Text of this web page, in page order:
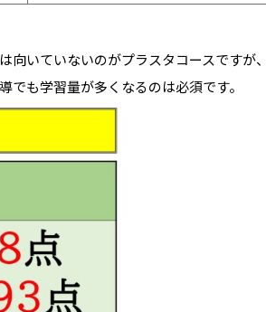
いていないのがプラスタコースですが、
も学習量が多くなるのは必須です。